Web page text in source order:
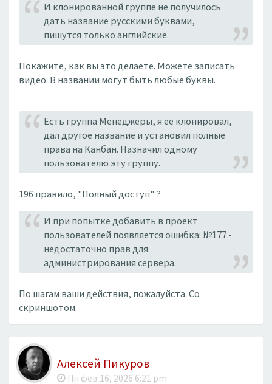
И клонированной группе не получилось
дать название русскими буквами,
пишутся только английские.
Покажите, как вы это делаете. Можете записать
видео. В названии могут быть любые буквы.
Есть группа Менеджеры, я ее клонировал,
дал другое название и установил полные
права на Канбан. Назначил одному
пользователю эту группу.
196 правило, "Полный доступ" ?
И при попытке добавить в проект
пользователей появляется ошибка: №177 -
недостаточно прав для
администрирования сервера.
По шагам ваши действия, пожалуйста. Со
скриншотом.
Алексей Пикуров
Пн фев 16, 2026 6:21 pm